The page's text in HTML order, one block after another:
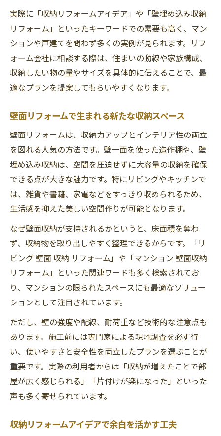
実際に「収納リフォームアイデア」や「壁埋め込み収納
リフォーム」といったキーワードでの需要も高く、マン
ションや戸建てを問わず多くの実例が見られます。リフ
ォーム会社に相談する際は、住まいの動線や家族構成、
収納したい物の量やサイズを具体的に伝えることで、最
適なプランを提案してもらいやすくなります。
壁面リフォームで生まれる新たな収納スペース
壁面リフォームは、収納力アップとインテリア性の両立
を図れる人気の方法です。壁一面を使った造作棚や、壁
埋め込み収納は、空間を圧迫せずに大容量の収納を確保
できる点が大きな魅力です。特にリビングやキッチンで
は、雑貨や書籍、家電などをすっきり収められるため、
生活感を抑えた美しい空間作りが可能となります。
なぜ壁面収納が支持されるかというと、床面積を奪わ
ず、収納物を取り出しやすく整理できるからです。「リ
ビング 壁面 収納 リフォーム」や「マンション 壁面収納
リフォーム」といった関連ワードも多く検索されてお
り、マンションの限られたスペースにも最適なソリュー
ションとして注目されています。
ただし、壁の強度や配線、耐荷重など技術的な注意点も
あります。施工前には専門家による現地調査を必ず行
い、使いやすさと安全性を両立したプランを選ぶことが
重要です。実際の利用者からは「収納が増えたことで部
屋が広く感じられる」「片付けが楽になった」といった
声も多く寄せられています。
収納リフォームアイデアで余白を活かす工夫